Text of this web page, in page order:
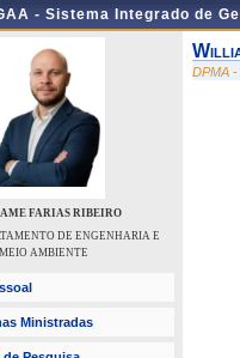
- Sistema Integrado de
FARIAS RIBEIRO
DE ENGENHARIA E
MEIO AMBIENTE
Ministradas
DPMA